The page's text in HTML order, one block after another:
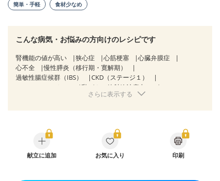
簡単・手軽 食材少なめ
こんな病気・お悩みの方向けのレシピです
腎機能の値が高い 狭心症 心筋梗塞
心臓弁膜症
心不全
慢性膵炎（移行期・寛解期）
過敏性腸症候群（IBS）
CKD（ステージ１）
CKD（ステージ２）
乳がん（放射線治療中）
妊婦健診・体重増加が気になる（初期）
さらに表示する
献立に追加 お気に入り 印刷